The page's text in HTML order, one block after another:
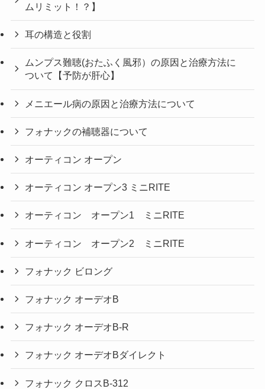
ムリミット！？】
耳の構造と役割
ムンプス難聴(おたふく風邪）の原因と治療方法に
ついて【予防が肝心】
メニエール病の原因と治療方法について
フォナックの補聴器について
オーティコン オープン
オーティコン オープン3 ミニRITE
オーティコン オープン1 ミニRITE
オーティコン オープン2 ミニRITE
フォナック ビロング
フォナック オーデオB
フォナック オーデオB-R
フォナック オーデオBダイレクト
フォナック クロスB-312